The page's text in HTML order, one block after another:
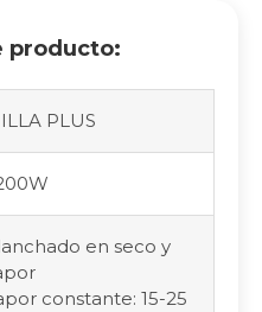
producto:
PLUS
en seco y
constante: 15-25